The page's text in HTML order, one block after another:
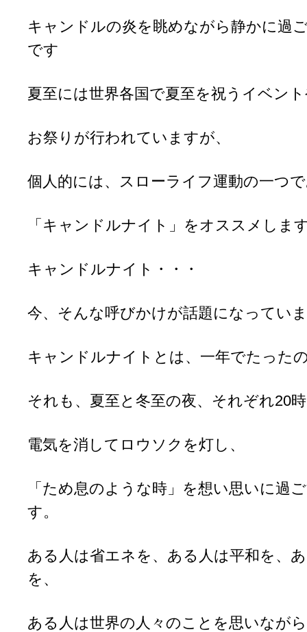
キャンドルの炎を眺めながら静かに過
です
夏至には世界各国で夏至を祝うイベン
お祭りが行われていますが、
個人的には、スローライフ運動の一つ
「キャンドルナイト」をオススメしま
キャンドルナイト・・・
今、そんな呼びかけが話題になってい
キャンドルナイトとは、一年でたった
それも、夏至と冬至の夜、それぞれ20
電気を消してロウソクを灯し、
「ため息のような時」を想い思いに過
す。
ある人は省エネを、ある人は平和を、
を、
ある人は世界の人々のことを思いなが